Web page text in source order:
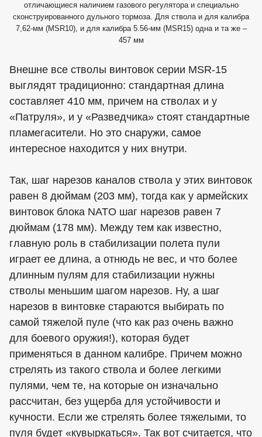
отличающиеся наличием газового регулятора и специально
сконструированного дульного тормоза. Для ствола и для калибра
7,62-мм (MSR10), и для калибра 5.56-мм (MSR15) одна и та же –
457 мм
Внешне все стволы винтовок серии MSR-15
выглядят традиционно: стандартная длина
составляет 410 мм, причем на стволах и у
«Патруля», и у «Разведчика» стоят стандартные
пламегасители. Но это снаружи, самое
интересное находится у них внутри.
Так, шаг нарезов каналов ствола у этих винтовок
равен 8 дюймам (203 мм), тогда как у армейских
винтовок блока NATO шаг нарезов равен 7
дюймам (178 мм). Между тем как известно,
главную роль в стабилизации полета пули
играет ее длина, а отнюдь не вес, и что более
длинным пулям для стабилизации нужны
стволы меньшим шагом нарезов. Ну, а шаг
нарезов в винтовке стараются выбирать по
самой тяжелой пуле (что как раз очень важно
для боевого оружия!), которая будет
применяться в данном калибре. Причем можно
стрелять из такого ствола и более легкими
пулями, чем те, на которые он изначально
рассчитан, без ущерба для устойчивости и
кучности. Если же стрелять более тяжелыми, то
пуля будет «кувыркаться». Так вот считается, что